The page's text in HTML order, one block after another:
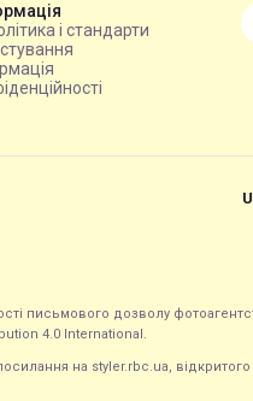
і стандарти
письмового дозволу
4.0 International.
на styler.rbc.ua,